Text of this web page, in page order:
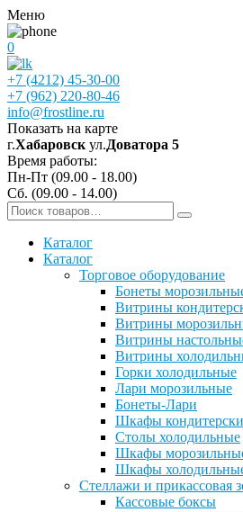
Меню
0
+7 (4212) 45-30-00
+7 (962) 220-80-46
info@frostline.ru
Показать на карте
г.Хабаровск ул.Доватора 5
Время работы:
Пн-Пт (09.00 - 18.00)
Сб. (09.00 - 14.00)
Каталог
Каталог
Торговое оборудование
Бонеты
Витрины
Витрины
Витрины
Витрины
Горки холодильные
Лари морозильные
Бонеты-Лари
Шкафы
Столы холодильные
Шкафы
Шкафы
Стеллажи и прикассовая
Кассовые боксы